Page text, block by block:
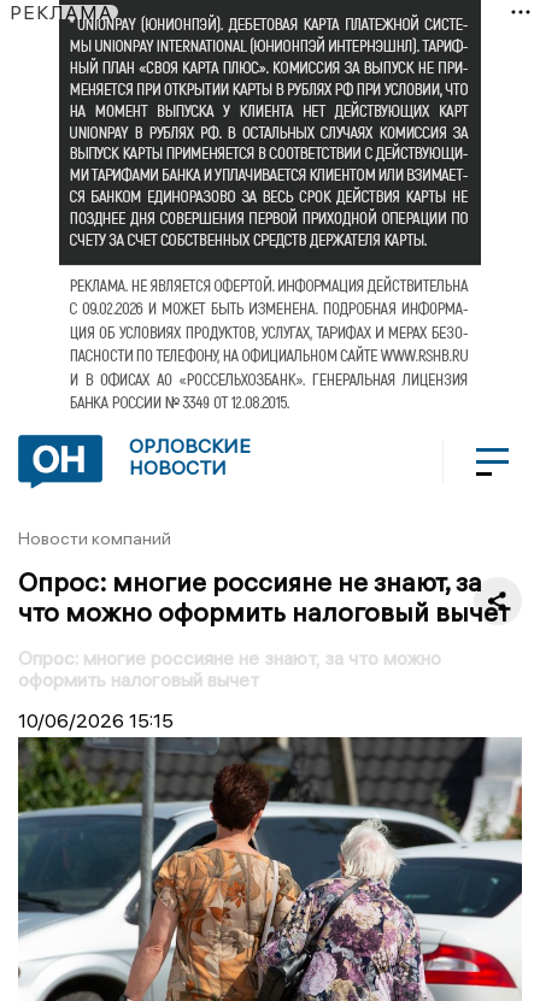
РЕКЛАМА
ОРЛОВСКИЕ
НОВОСТИ
Новости компаний
Опрос: многие россияне не знают, за
что можно оформить налоговый вычет
Опрос: многие россияне не знают, за что можно
оформить налоговый вычет
10/06/2026 15:15